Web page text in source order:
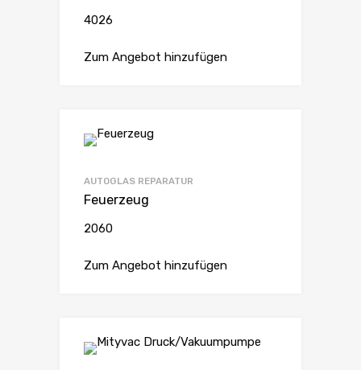
4026
Zum Angebot hinzufügen
AUTOGLAS REPARATUR
Feuerzeug
2060
Zum Angebot hinzufügen